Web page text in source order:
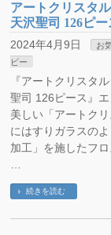
アートクリスタ
天沢聖司 126ピー
2024年4月9日 お
ビー
『アートクリスタ
聖司 126ピース』
美しい「アートク
にはすりガラスの
加工」を施したフ
続きを読む